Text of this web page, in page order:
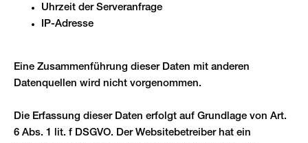
Uhrzeit der Serveranfrage
IP-Adresse
Eine Zusammenführung dieser Daten mit anderen
Datenquellen wird nicht vorgenommen.
Die Erfassung dieser Daten erfolgt auf Grundlage von Art.
6 Abs. 1 lit. f DSGVO. Der Websitebetreiber hat ein